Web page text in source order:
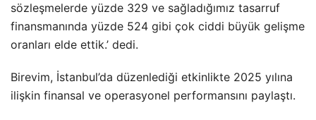
sözleşmelerde yüzde 329 ve sağladığımız tasarruf
finansmanında yüzde 524 gibi çok ciddi büyük gelişme
oranları elde ettik.’ dedi.
Birevim, İstanbul’da düzenlediği etkinlikte 2025 yılına
ilişkin finansal ve operasyonel performansını paylaştı.